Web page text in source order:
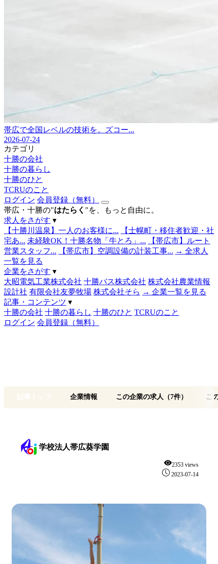
帯広で全国レベルの技術を。ズコー...
2026-07-24
カテゴリ
十勝の会社
十勝の暮らし
十勝のひと
TCRUのこと
ログイン 会員登録（無料）
帯広・十勝の"はたらく "を、もっと自由に。
求人をさがす ▾
【十勝川温泉】一人のお客様に...
【士幌町・移住者歓迎・社
宅あ... 未経験OK！十勝名物「牛とろ」...
【帯広市】ルート
営業スタッフ...
【帯広市】空調設備の計装工事... → 全求人
一覧を見る
企業をさがす ▾
大昭電気工業株式会社 十勝バス株式会社 株式会社農業情報
設計社 有限会社友夢牧場 株式会社そら → 企業一覧を見る
記事・コンテンツ ▾
十勝の会社 十勝の暮らし 十勝のひと TCRUのこと
ログイン 会員登録（無料）
企業情報 この企業の求人（7件） こ
学校法人帯広葵学園
2353 views
2023-07-14